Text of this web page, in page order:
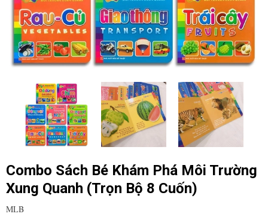
Combo Sách Bé Khám Phá Môi Trường
Xung Quanh (Trọn Bộ 8 Cuốn)
MLB